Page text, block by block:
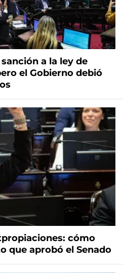
a la ley de
el Gobierno debió
cómo
que aprobó el Senado